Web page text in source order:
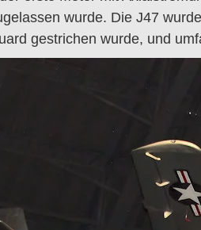
wurde. Die J47
gestrichen wurde, und